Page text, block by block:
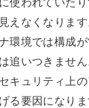
えなくなりま
環境では構成が
追いつきませ
キュリティ上
る要因になりま